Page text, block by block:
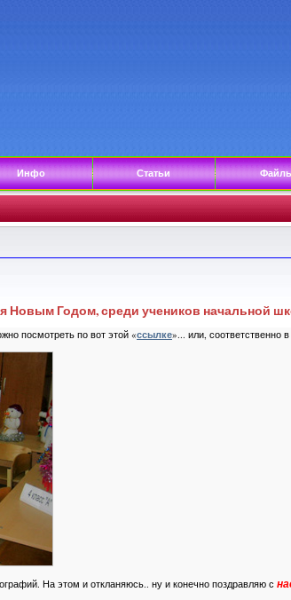
Инфо Статьи
Новым Годом, среди учеников начальной
посмотреть по вот этой «ссылке»... или, соответственно в
На этом и откланяюсь.. ну и конечно поздравляю с